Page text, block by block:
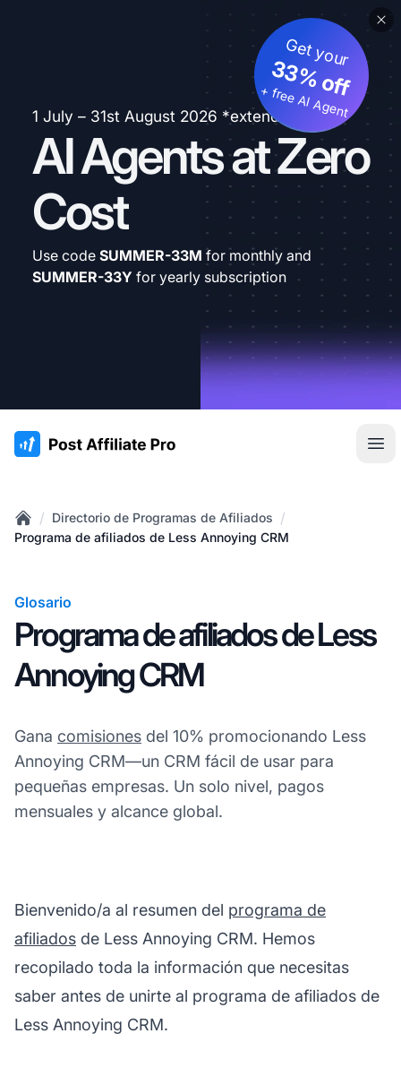
1 July – 31st August 2026 *extended
AI Agents at Zero
Cost
Get your
33% off
+ free AI Agent
Use code SUMMER-33M for monthly and
SUMMER-33Y for yearly subscription
:site.title
Home
/ Directorio de Programas de Afiliados /
Programa de afiliados de Less Annoying CRM
Glosario
Programa de afiliados de Less
Annoying CRM
Gana comisiones del 10% promocionando Less
Annoying CRM—un CRM fácil de usar para
pequeñas empresas. Un solo nivel, pagos
mensuales y alcance global.
Bienvenido/a al resumen del programa de
afiliados de Less Annoying CRM. Hemos
recopilado toda la información que necesitas
saber antes de unirte al programa de afiliados de
Less Annoying CRM.